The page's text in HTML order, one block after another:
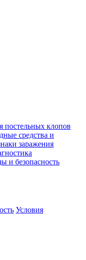
постельных клопов
средства и
заражения
и безопасность
Условия